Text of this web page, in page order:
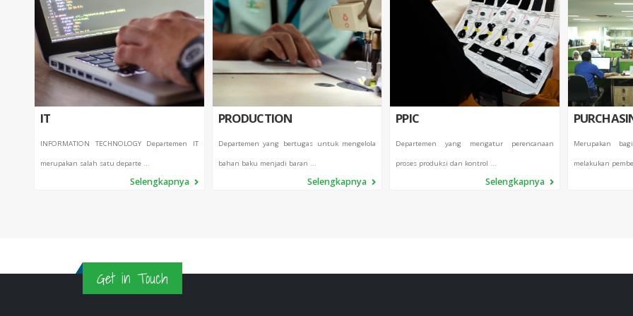
IT
INFORMATION TECHNOLOGY Departemen IT
merupakan salah satu departe ...
Selengkapnya
PRODUCTION
Departemen yang bertugas untuk mengelola
bahan baku menjadi baran ...
Selengkapnya
PPIC
Departemen yang mengatur perencanaan
proses produksi dan kontrol ...
Selengkapnya
Merupakan
melakukan
Get in Touch